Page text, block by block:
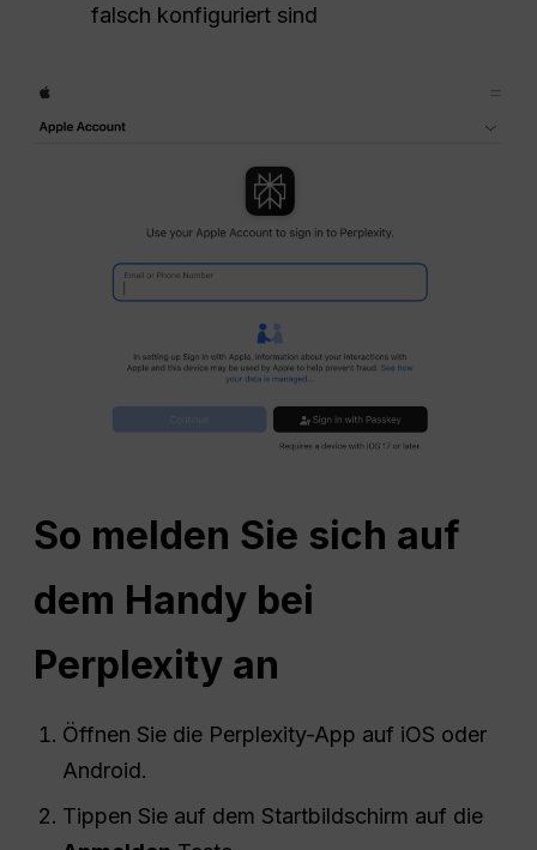
falsch konfiguriert sind
So melden Sie sich auf
dem Handy bei
Perplexity an
Öffnen Sie die Perplexity-App auf iOS oder
Android.
Tippen Sie auf dem Startbildschirm auf die